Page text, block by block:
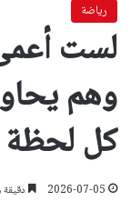
رياضة
وهم
كل
2026-07-05